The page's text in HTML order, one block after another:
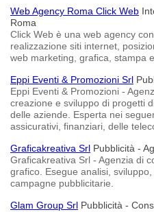
Web Agency Roma Click Web
Roma
Click Web è una web agency
realizzazione siti internet,
web marketing, grafica, stampa
Eppi Eventi & Promozioni Srl
Eppi Eventi & Promozioni -
creazione e sviluppo di progetti
delle aziende. Esperta nei
assicurativi, finanziari, delle
Graficakreativa Srl Pubblicità -
Graficakreativa Srl - Agenzia di
grafico. Esegue analisi,
campagne pubblicitarie.
Glam Group Srl Pubblicità -